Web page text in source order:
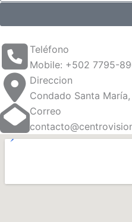
Teléfono
Mobile: +502 7795-
Direccion
Condado Santa
Correo